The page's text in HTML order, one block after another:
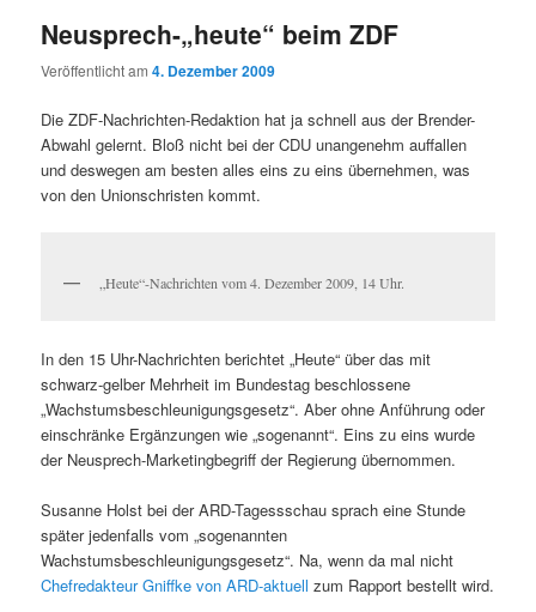
Neusprech-„heute“ beim ZDF
Veröffentlicht am4. Dezember 2009
Die ZDF-Nachrichten-Redaktion hat ja schnell aus der Brender-
Abwahl gelernt. Bloß nicht bei der CDU unangenehm auffallen
und deswegen am besten alles eins zu eins übernehmen, was
von den Unionschristen kommt.
„Heute“-Nachrichten vom 4. Dezember 2009, 14 Uhr.
In den 15 Uhr-Nachrichten berichtet „Heute“ über das mit
schwarz-gelber Mehrheit im Bundestag beschlossene
„Wachstumsbeschleunigungsgesetz“. Aber ohne Anführung oder
einschränke Ergänzungen wie „sogenannt“. Eins zu eins wurde
der Neusprech-Marketingbegriff der Regierung übernommen.
Susanne Holst bei der ARD-Tagessschau sprach eine Stunde
später jedenfalls vom „sogenannten
Wachstumsbeschleunigungsgesetz“. Na, wenn da mal nicht
Chefredakteur Gniffke von ARD-aktuell zum Rapport bestellt wird.